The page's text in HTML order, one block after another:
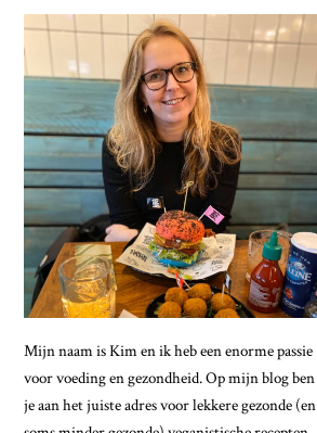
Mijn naam is Kim en ik heb een enorme passie
voor voeding en gezondheid. Op mijn blog ben
je aan het juiste adres voor lekkere gezonde (en